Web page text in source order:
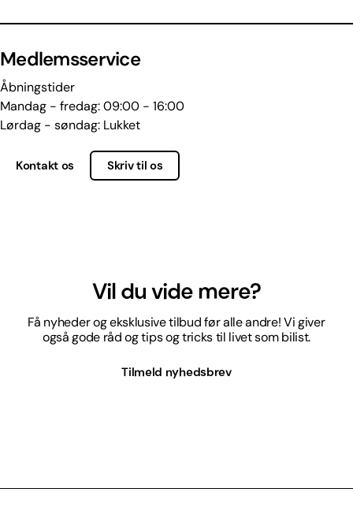
Medlemsservice
Åbningstider
Mandag - fredag: 09:00 - 16:00
Lørdag - søndag: Lukket
Kontakt os Skriv til os
Vil du vide mere?
Få nyheder og eksklusive tilbud før alle andre! Vi giver
også gode råd og tips og tricks til livet som bilist.
Tilmeld nyhedsbrev